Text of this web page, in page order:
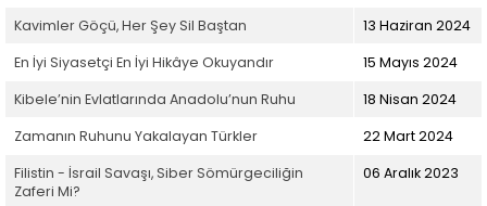
Kavimler Göçü, Her Şey Sil Baştan
13 Haziran 2024
En İyi Siyasetçi En İyi Hikâye Okuyandır
15 Mayıs 2024
Kibele’nin Evlatlarında Anadolu’nun Ruhu
18 Nisan 2024
Zamanın Ruhunu Yakalayan Türkler
22 Mart 2024
Filistin - İsrail Savaşı, Siber Sömürgeciliğin
Zaferi Mi?
06 Aralık 2023